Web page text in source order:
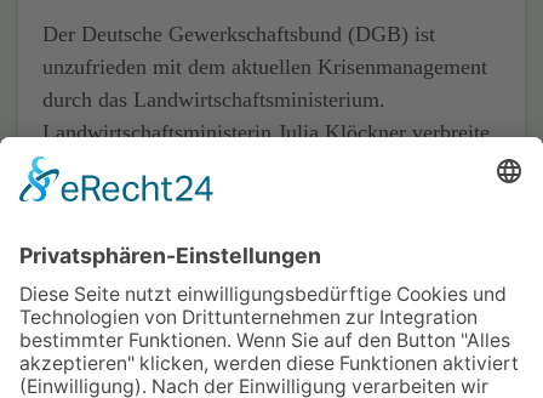
Der Deutsche Gewerkschaftsbund (DGB) ist
unzufrieden mit dem aktuellen Krisenmanagement
durch das Landwirtschaftsministerium.
Landwirtschaftsministerin Julia Klöckner verbreite
indirekt eine Aushebelung des gesetzlichen
Mindestlohns, da eine aktuelle
wirbt, dass es keinen pauschalen Stundenlohn gebe.
Aus Sicht der DGB ist dies ein "Aufruf zum
Rechtsbruch". Auch in der Vergangenheit sei es in
der Landwirtschaft schon zu Verstößen bezüglich